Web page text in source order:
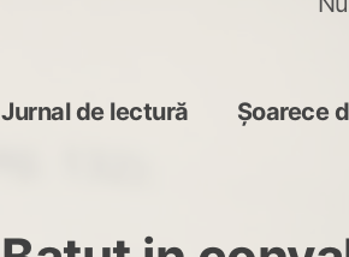
Jurnal de lectură Șoarece